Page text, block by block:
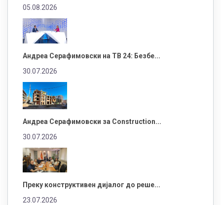
05.08.2026
Андреа Серафимовски на ТВ 24: Безбе...
30.07.2026
Андреа Серафимовски за Construction...
30.07.2026
Преку конструктивен дијалог до реше...
23.07.2026